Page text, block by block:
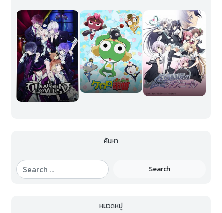
ค้นหา
Search
หมวดหมู่